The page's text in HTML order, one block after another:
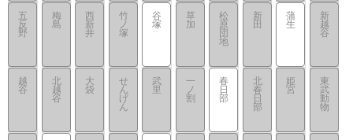
五
反
野
梅
島
西
新
井
竹
ノ
塚
谷
塚
草
加
松
原
団
地
新
田
蒲
生
新
越
谷
越
谷
北
越
谷
大
袋
せ
ん
げ
ん
武
里
一
ノ
割
春
日
部
北
春
日
部
姫
宮
東
武
動
物